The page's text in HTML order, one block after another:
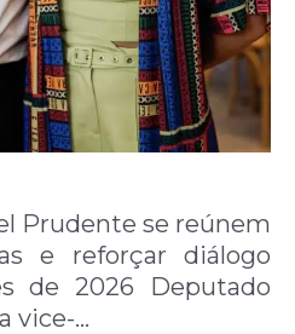
Prudente se reúnem
e reforçar diálogo
de 2026 Deputado
vice-…